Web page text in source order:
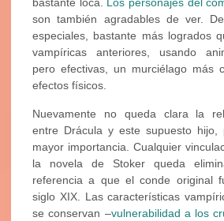
bastante loca. Los personajes del
son también agradables de ver.
especiales, bastante más logrados
vampíricas anteriores, usando
pero efectivas, un murciélago más
efectos físicos.
Nuevamente no queda clara la
entre Drácula y este supuesto
mayor importancia. Cualquier
la novela de Stoker queda
referencia a que el conde original
siglo XIX. Las características
se conservan –vulnerabilidad a los